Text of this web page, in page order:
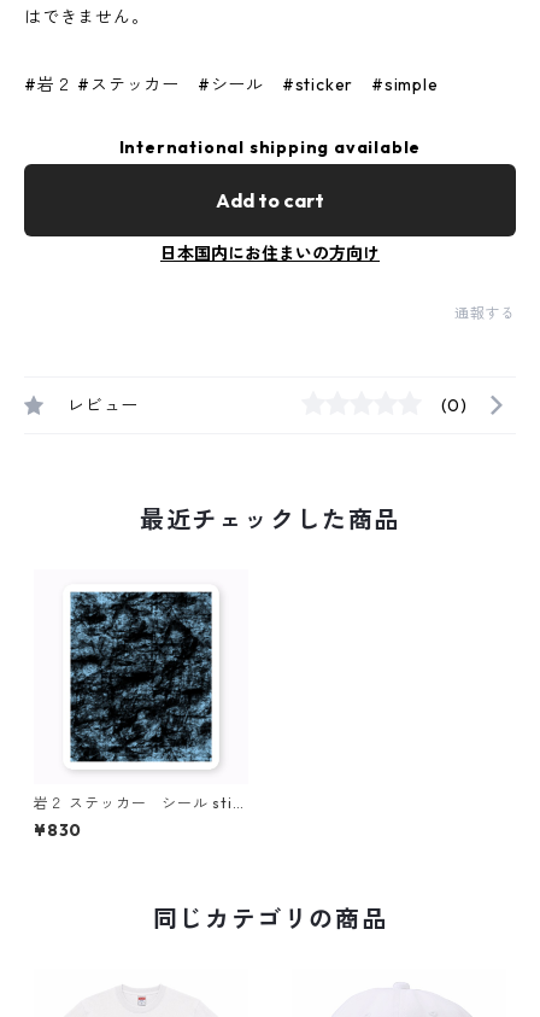
はできません。
#岩２ #ステッカー #シール #sticker #simple
International shipping available
Add to cart
日本国内にお住まいの方向け
通報する
レビュー (0)
最近チェックした商品
岩２ ステッカー シール stic
ker simple
¥830
同じカテゴリの商品